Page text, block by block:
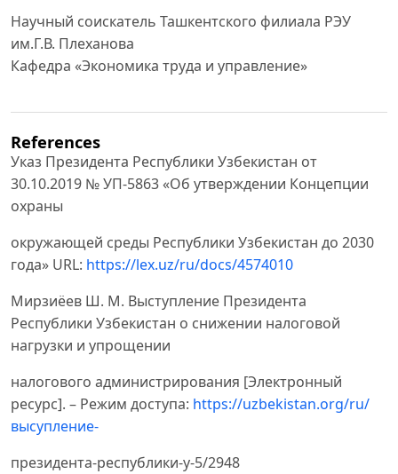
Научный соискатель Ташкентского филиала РЭУ
им.Г.В. Плеханова
Кафедра «Экономика труда и управление»
References
Указ Президента Республики Узбекистан от
30.10.2019 № УП-5863 «Об утверждении Концепции
охраны
окружающей среды Республики Узбекистан до 2030
года» URL: https://lex.uz/ru/docs/4574010
Мирзиёев Ш. М. Выступление Президента
Республики Узбекистан о снижении налоговой
нагрузки и упрощении
налогового администрирования [Электронный
ресурс]. – Режим доступа: https://uzbekistan.org/ru/
высупление-
президента-республики-у-5/2948